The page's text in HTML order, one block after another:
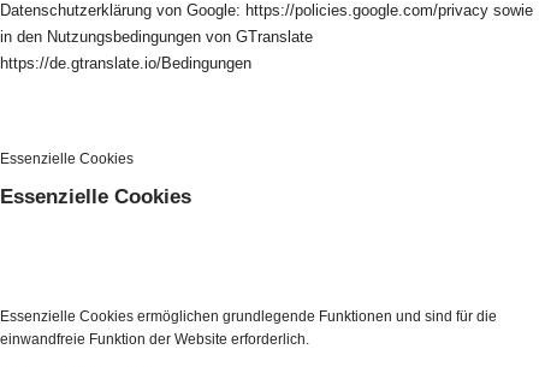
Datenschutzerklärung von Google: https://policies.google.com/privacy sowie
in den Nutzungsbedingungen von GTranslate
https://de.gtranslate.io/Bedingungen
Essenzielle Cookies
Essenzielle Cookies
Essenzielle Cookies ermöglichen grundlegende Funktionen und sind für die
einwandfreie Funktion der Website erforderlich.